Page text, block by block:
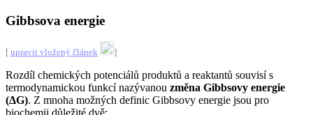
Gibbsova energie
[ upravit vložený článek ]
Rozdíl chemických potenciálů produktů a reaktantů souvisí s
termodynamickou funkcí nazývanou změna Gibbsovy energie
(ΔG). Z mnoha možných definic Gibbsovy energie jsou pro